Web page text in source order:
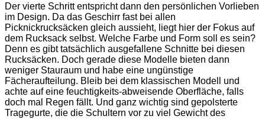
Der vierte Schritt entspricht dann den persönlichen Vorlieben
im Design. Da das Geschirr fast bei allen
Picknickrucksäcken gleich aussieht, liegt hier der Fokus auf
dem Rucksack selbst. Welche Farbe und Form soll es sein?
Denn es gibt tatsächlich ausgefallene Schnitte bei diesen
Rucksäcken. Doch gerade diese Modelle bieten dann
weniger Stauraum und habe eine ungünstige
Fächeraufteilung. Bleib bei dem klassischen Modell und
achte auf eine feuchtigkeits-abweisende Oberfläche, falls
doch mal Regen fällt. Und ganz wichtig sind gepolsterte
Tragegurte, die die Schultern vor zu viel Gewicht des